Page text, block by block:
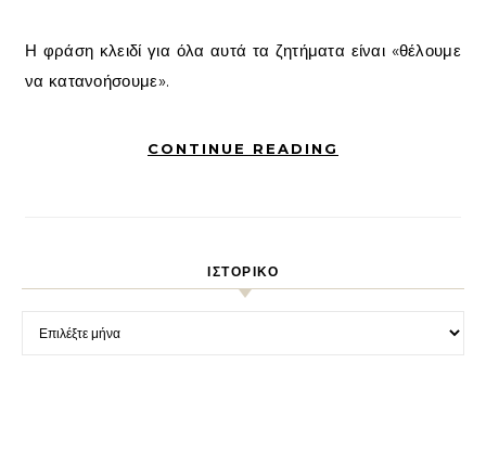
Η φράση κλειδί για όλα αυτά τα ζητήματα είναι «θέλουμε
να κατανοήσουμε».
CONTINUE READING
ΙΣΤΟΡΙΚΌ
Ιστορικό